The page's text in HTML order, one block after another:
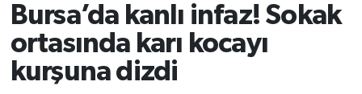
Bursa’da kanlı infaz! Sokak
ortasında karı kocayı
kurşuna dizdi
Eğitim
Ekonomi
Tüm Manşetler
Son Dakika Haberleri